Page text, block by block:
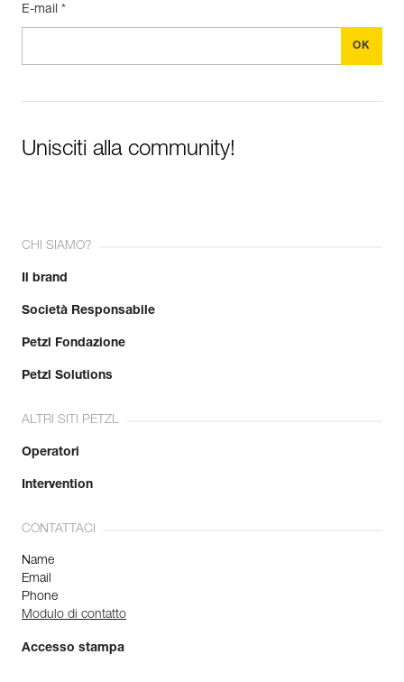
E-mail *
Unisciti alla community!
CHI SIAMO?
Il brand
Società Responsabile
Petzl Fondazione
Petzl Solutions
ALTRI SITI PETZL
Operatori
Intervention
CONTATTACI
Name
Email
Phone
Modulo di contatto
Accesso stampa